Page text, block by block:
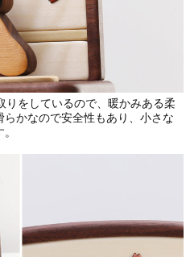
をしているので、暖かみある柔
かなので安全性もあり、小さな